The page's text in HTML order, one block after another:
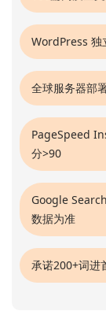
WordPress 独
全球服务器部
PageSpeed
分>90
Google
数据为准
承诺200+词进